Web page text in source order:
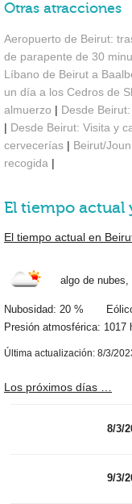
Otras atracciones
Aeropuerto de Beirut:
de parapente de 30
Líbano de Beirut a
un día a los Cedros de
almuerzo | Desde
| Desde Beirut: Visita y
cervecerías | Beirut/
recogida |
El tiempo actual
El tiempo actual en
algo de nubes,
Nubosidad: 20 %
Presión atmosférica:
Última actualización: 8/3/
Los próximos días …
8/3/
9/3/